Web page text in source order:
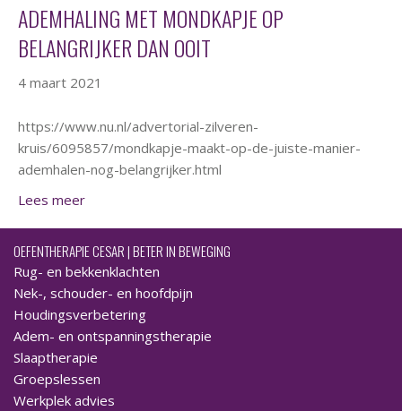
ADEMHALING MET MONDKAPJE OP
BELANGRIJKER DAN OOIT
4 maart 2021
https://www.nu.nl/advertorial-zilveren-
kruis/6095857/mondkapje-maakt-op-de-juiste-manier-
ademhalen-nog-belangrijker.html
Lees meer
OEFENTHERAPIE CESAR | BETER IN BEWEGING
Rug- en bekkenklachten
Nek-, schouder- en hoofdpijn
Houdingsverbetering
Adem- en ontspanningstherapie
Slaaptherapie
Groepslessen
Werkplek advies